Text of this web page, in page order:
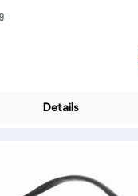
Details